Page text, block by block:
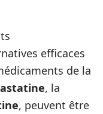
efficaces
de la
, la
, peuvent être